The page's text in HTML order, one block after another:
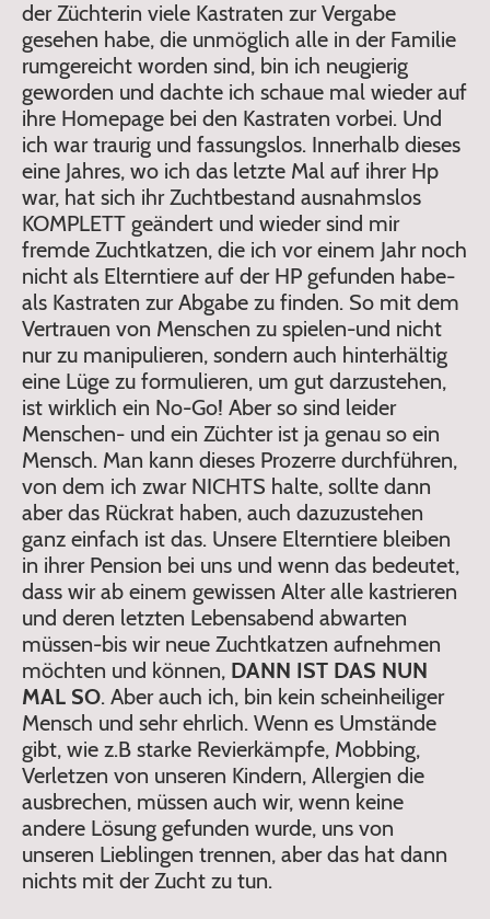
der Züchterin viele Kastraten zur Vergabe
gesehen habe, die unmöglich alle in der Familie
rumgereicht worden sind, bin ich neugierig
geworden und dachte ich schaue mal wieder auf
ihre Homepage bei den Kastraten vorbei. Und
ich war traurig und fassungslos. Innerhalb dieses
eine Jahres, wo ich das letzte Mal auf ihrer Hp
war, hat sich ihr Zuchtbestand ausnahmslos
KOMPLETT geändert und wieder sind mir
fremde Zuchtkatzen, die ich vor einem Jahr noch
nicht als Elterntiere auf der HP gefunden habe-
als Kastraten zur Abgabe zu finden. So mit dem
Vertrauen von Menschen zu spielen-und nicht
nur zu manipulieren, sondern auch hinterhältig
eine Lüge zu formulieren, um gut darzustehen,
ist wirklich ein No-Go! Aber so sind leider
Menschen- und ein Züchter ist ja genau so ein
Mensch. Man kann dieses Prozerre durchführen,
von dem ich zwar NICHTS halte, sollte dann
aber das Rückrat haben, auch dazuzustehen
ganz einfach ist das. Unsere Elterntiere bleiben
in ihrer Pension bei uns und wenn das bedeutet,
dass wir ab einem gewissen Alter alle kastrieren
und deren letzten Lebensabend abwarten
müssen-bis wir neue Zuchtkatzen aufnehmen
möchten und können, DANN IST DAS NUN
MAL SO. Aber auch ich, bin kein scheinheiliger
Mensch und sehr ehrlich. Wenn es Umstände
gibt, wie z.B starke Revierkämpfe, Mobbing,
Verletzen von unseren Kindern, Allergien die
ausbrechen, müssen auch wir, wenn keine
andere Lösung gefunden wurde, uns von
unseren Lieblingen trennen, aber das hat dann
nichts mit der Zucht zu tun.